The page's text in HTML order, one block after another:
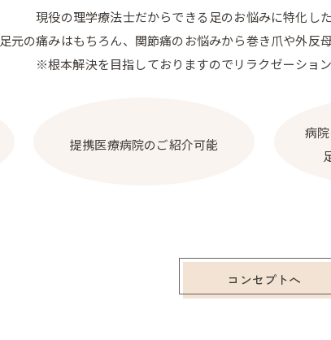
現役の理学療法士だからできる足のお悩みに特化し
足元の痛みはもちろん、関節痛のお悩みから巻き爪や外反
※根本解決を目指しておりますのでリラクゼーショ
提携医療病院のご紹介可能
病
コンセプトへ